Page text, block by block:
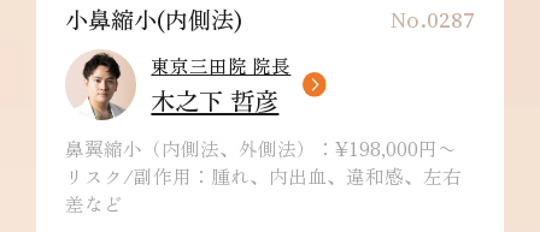
No.0287
小鼻縮小(内側法)
東京三田院 院長
木之下 哲彦
鼻翼縮小（内側法、外側法）：¥198,000円〜
リスク/副作用：腫れ、内出血、違和感、左右
差など